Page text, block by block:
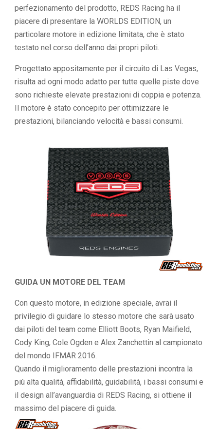
perfezionamento del prodotto, REDS Racing ha il
piacere di presentare la WORLDS EDITION, un
particolare motore in edizione limitata, che è stato
testato nel corso dell’anno dai propri piloti.
Progettato appositamente per il circuito di Las Vegas,
risulta ad ogni modo adatto per tutte quelle piste dove
sono richieste elevate prestazioni di coppia e potenza.
Il motore è stato concepito per ottimizzare le
prestazioni, bilanciando velocità e bassi consumi.
GUIDA UN MOTORE DEL TEAM
Con questo motore, in edizione speciale, avrai il
privilegio di guidare lo stesso motore che sarà usato
dai piloti del team come Elliott Boots, Ryan Maifield,
Cody King, Cole Ogden e Alex Zanchettin al campionato
del mondo IFMAR 2016.
Quando il miglioramento delle prestazioni incontra la
più alta qualità, affidabilità, guidabilità, i bassi consumi e
il design all’avanguardia di REDS Racing, si ottiene il
massimo del piacere di guida.